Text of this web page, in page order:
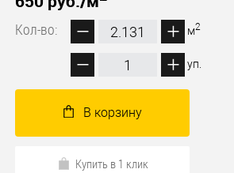
Кол-во:
м2
уп.
В корзину
Купить в 1 клик